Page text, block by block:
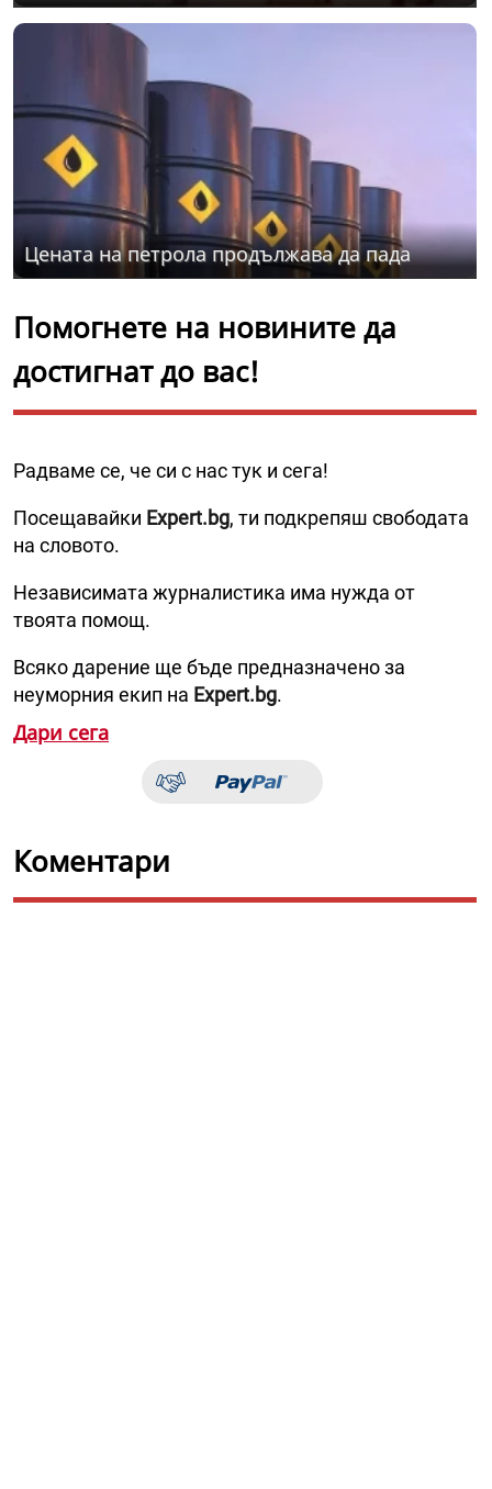
Цената на петрола продължава да пада
Помогнете на новините да
достигнат до вас!
Радваме се, че си с нас тук и сега!
Посещавайки Expert.bg, ти подкрепяш свободата
на словото.
Независимата журналистика има нужда от
твоята помощ.
Всяко дарение ще бъде предназначено за
неуморния екип на Expert.bg.
Дари сега
Коментари